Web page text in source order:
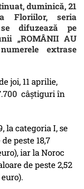
duminică, 21
Floriilor, seria
difuzează pe
„ROMÂNII AU
extrase
joi, 11 aprilie,
câştiguri în
la categoria I, se
peste 18,7
iar la Noroc
de peste 2,52